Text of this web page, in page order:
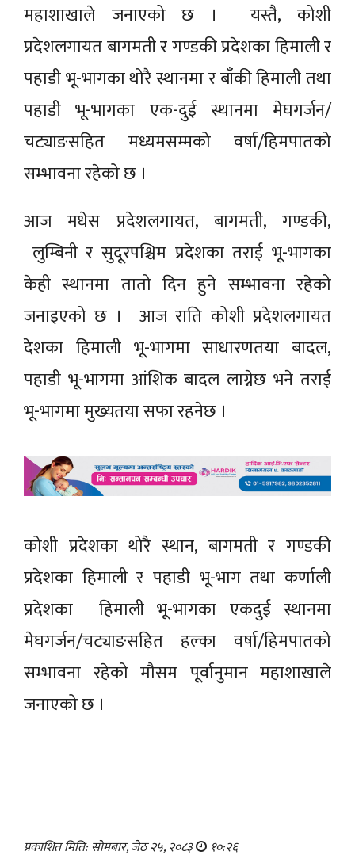
महाशाखाले जनाएको छ । यस्तै, कोशी
प्रदेशलगायत बागमती र गण्डकी प्रदेशका हिमाली र
पहाडी भू-भागका थोरै स्थानमा र बाँकी हिमाली तथा
पहाडी भू-भागका एक-दुई स्थानमा मेघगर्जन/
चट्याङसहित मध्यमसम्मको वर्षा/हिमपातको
सम्भावना रहेको छ ।
आज मधेस प्रदेशलगायत, बागमती, गण्डकी,
लुम्बिनी र सुदूरपश्चिम प्रदेशका तराई भू-भागका
केही स्थानमा तातो दिन हुने सम्भावना रहेको
जनाइएको छ । आज राति कोशी प्रदेशलगायत
देशका हिमाली भू-भागमा साधारणतया बादल,
पहाडी भू-भागमा आंशिक बादल लाग्नेछ भने तराई
भू-भागमा मुख्यतया सफा रहनेछ ।
कोशी प्रदेशका थोरै स्थान, बागमती र गण्डकी
प्रदेशका हिमाली र पहाडी भू-भाग तथा कर्णाली
प्रदेशका हिमाली भू-भागका एकदुई स्थानमा
मेघगर्जन/चट्याङसहित हल्का वर्षा/हिमपातको
सम्भावना रहेको मौसम पूर्वानुमान महाशाखाले
जनाएको छ ।
प्रकाशित मिति: सोमबार, जेठ २५, २०८३ १०:२६